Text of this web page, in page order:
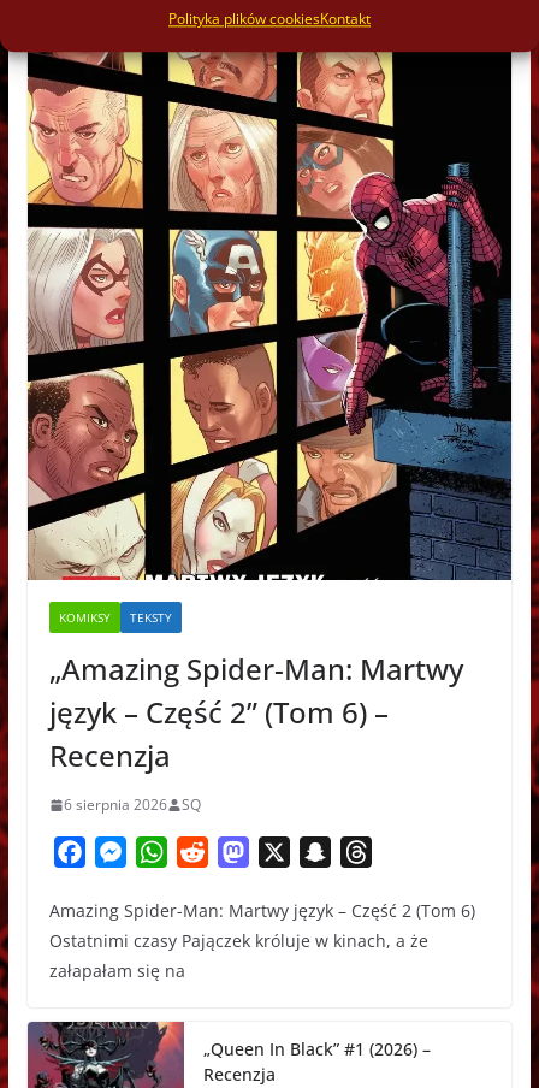
Polityka plików cookiesKontakt
KOMIKSY TEKSTY
„Amazing Spider-Man: Martwy
język – Część 2” (Tom 6) –
Recenzja
6 sierpnia 2026 SQ
c
e
b
o
k
M
s
s
e
g
e
W
a
t
s
p
d
d
M
s
t
o
n
a
p
a
r
e
s
Amazing Spider-Man: Martwy język – Część 2 (Tom 6)
Ostatnimi czasy Pajączek króluje w kinach, a że
załapałam się na
„Queen In Black” #1 (2026) –
Recenzja